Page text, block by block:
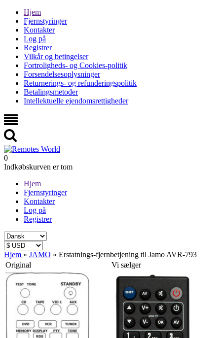
Hjem
Fjernstyringer
Kontakter
Log på
Registrer
Vilkår og betingelser
Fortroligheds- og Cookies-politik
Forsendelsesoplysninger
Returnerings- og refunderingspolitik
Betalingsmetoder
Intellektuelle ejendomsrettigheder
0
Indkøbskurven er tom
Hjem
Fjernstyringer
Kontakter
Log på
Registrer
Hjem » JAMO » Erstatnings-fjernbetjening til Jamo AVR-793
Original
Vi sælger